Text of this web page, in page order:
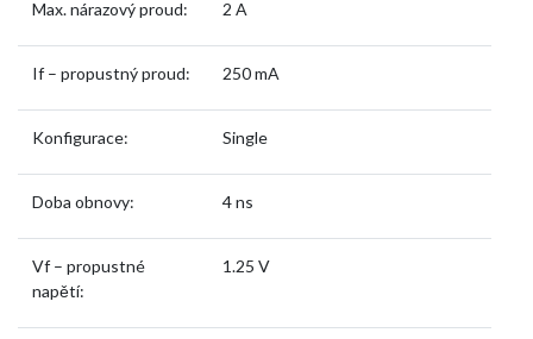
Max. nárazový proud: 2 A
If – propustný proud: 250 mA
Konfigurace: Single
Doba obnovy: 4 ns
Vf – propustné
napětí:
1.25 V